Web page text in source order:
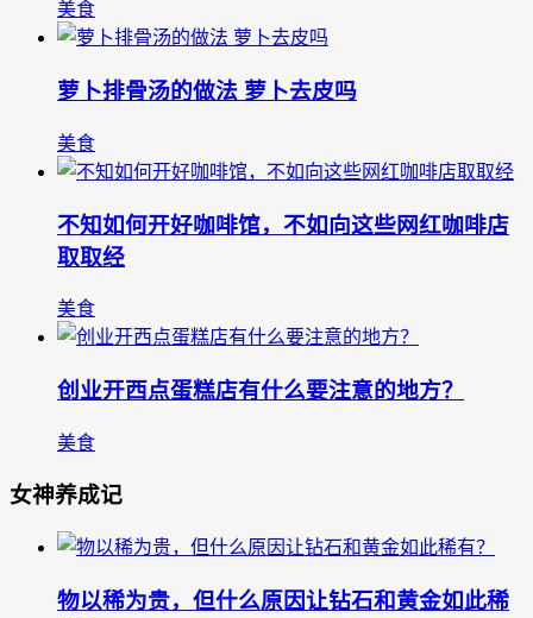
美食
萝卜排骨汤的做法 萝卜去皮吗
美食
不知如何开好咖啡馆，不如向这些网红咖啡店
取取经
美食
创业开西点蛋糕店有什么要注意的地方？
美食
女神养成记
物以稀为贵，但什么原因让钻石和黄金如此稀